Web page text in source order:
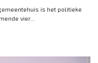
is het politieke
vier...